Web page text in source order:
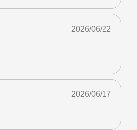
2026/06/22
2026/06/17